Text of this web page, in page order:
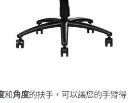
和角度的扶手，可以讓您的手臂得